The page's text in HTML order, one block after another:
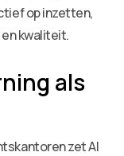
op inzetten,
kwaliteit.
als
zet AI